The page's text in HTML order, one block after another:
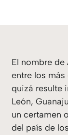
El nombre de
entre los
quizá resulte
León,
un certamen
del país de